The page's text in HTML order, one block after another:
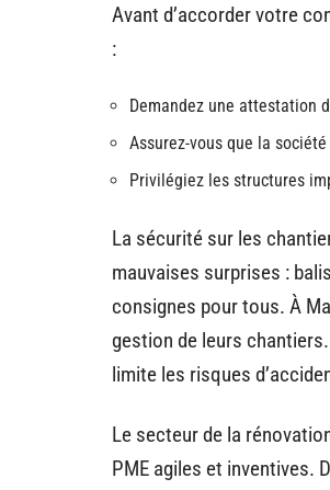
Avant d’accorder votre
:
Demandez une attestation
Assurez-vous que la
Privilégiez les structures
La sécurité sur les
mauvaises surprises :
consignes pour tous. À
gestion de leurs
limite les risques
Le secteur de la
PME agiles et inventives.